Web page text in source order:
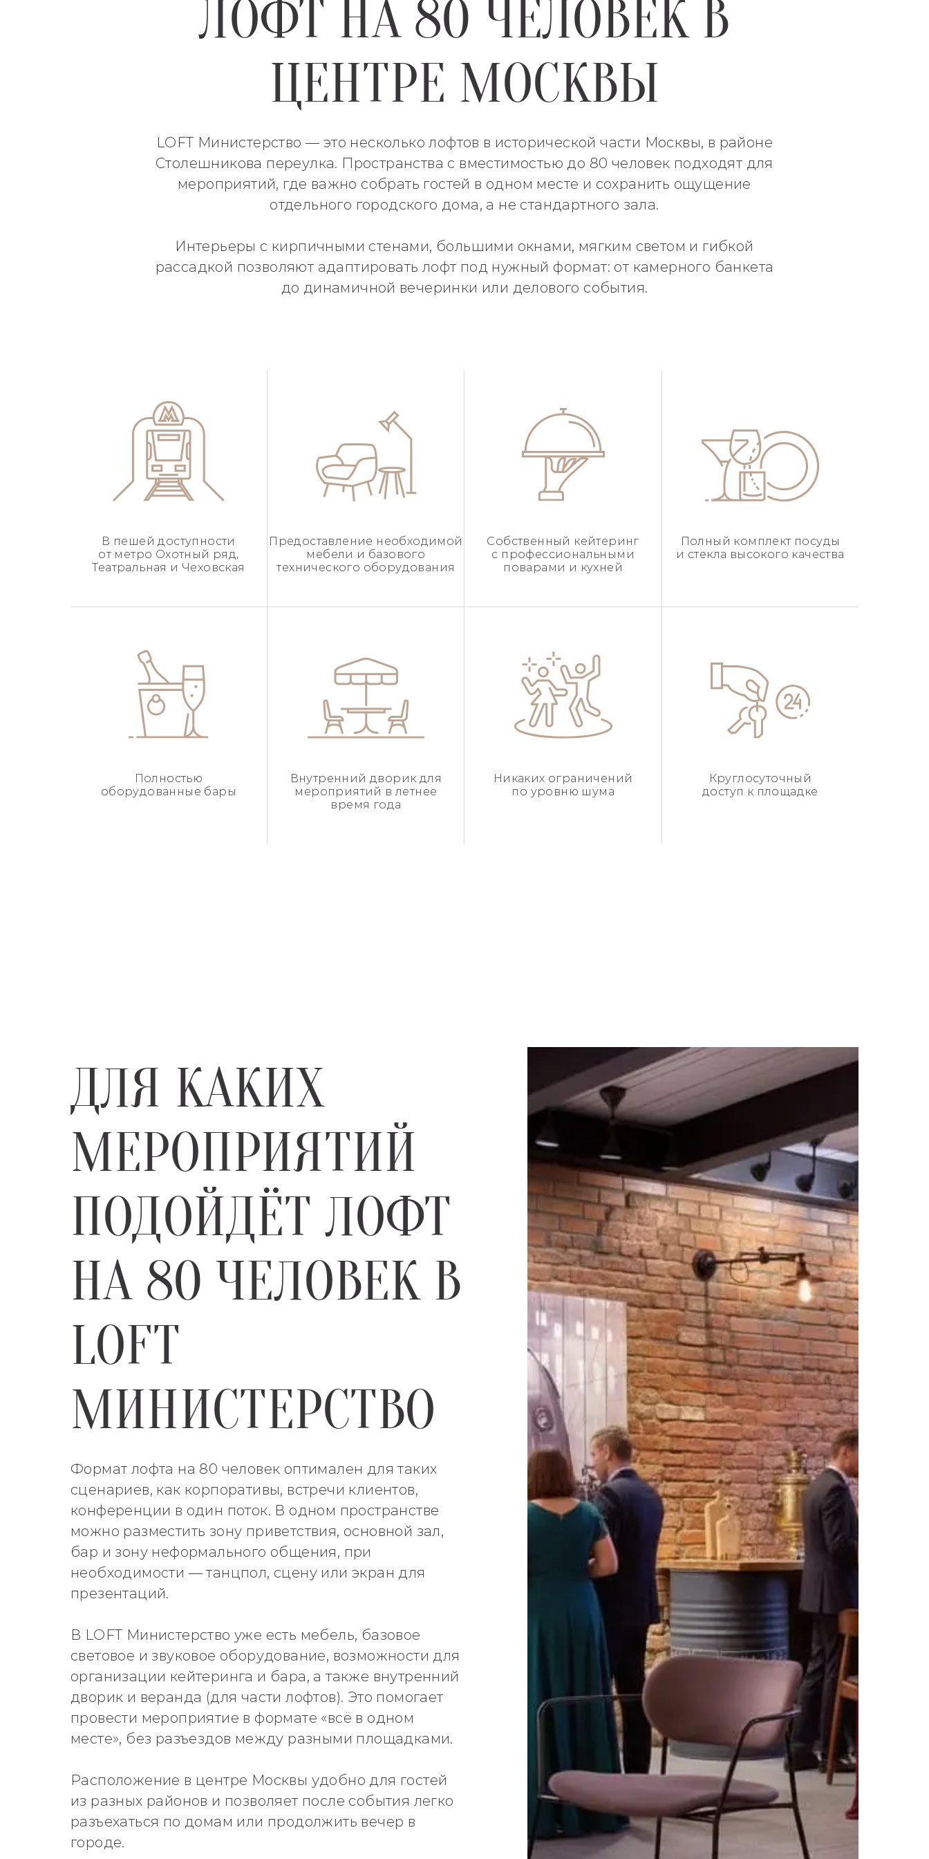
ЛОФТ НА 80 ЧЕЛОВЕК В
ЦЕНТРЕ МОСКВЫ
LOFT Министерство — это несколько лофтов в исторической части Москвы, в районе
Столешникова переулка. Пространства с вместимостью до 80 человек подходят для
мероприятий, где важно собрать гостей в одном месте и сохранить ощущение
отдельного городского дома, а не стандартного зала.
Интерьеры с кирпичными стенами, большими окнами, мягким светом и гибкой
рассадкой позволяют адаптировать лофт под нужный формат: от камерного банкета
до динамичной вечеринки или делового события.
В пешей доступности
от метро Охотный ряд,
Театральная и Чеховская
Предоставление необходимой
мебели и базового
технического оборудования
Собственный кейтеринг
с профессиональными
поварами и кухней
Полный комплект посуды
и стекла высокого качества
Полностью
оборудованные бары
Внутренний дворик для
мероприятий в летнее
время года
Никаких ограничений
по уровню шума
Круглосуточный
доступ к площадке
ДЛЯ КАКИХ
МЕРОПРИЯТИЙ
ПОДОЙДЁТ ЛОФТ
НА 80 ЧЕЛОВЕК В
LOFT
МИНИСТЕРСТВО
Формат лофта на 80 человек оптимален для таких
сценариев, как корпоративы, встречи клиентов,
конференции в один поток. В одном пространстве
можно разместить зону приветствия, основной зал,
бар и зону неформального общения, при
необходимости — танцпол, сцену или экран для
презентаций.
В LOFT Министерство уже есть мебель, базовое
световое и звуковое оборудование, возможности для
организации кейтеринга и бара, а также внутренний
дворик и веранда (для части лофтов). Это помогает
провести мероприятие в формате «всё в одном
месте», без разъездов между разными площадками.
Расположение в центре Москвы удобно для гостей
из разных районов и позволяет после события легко
разъехаться по домам или продолжить вечер в
городе.